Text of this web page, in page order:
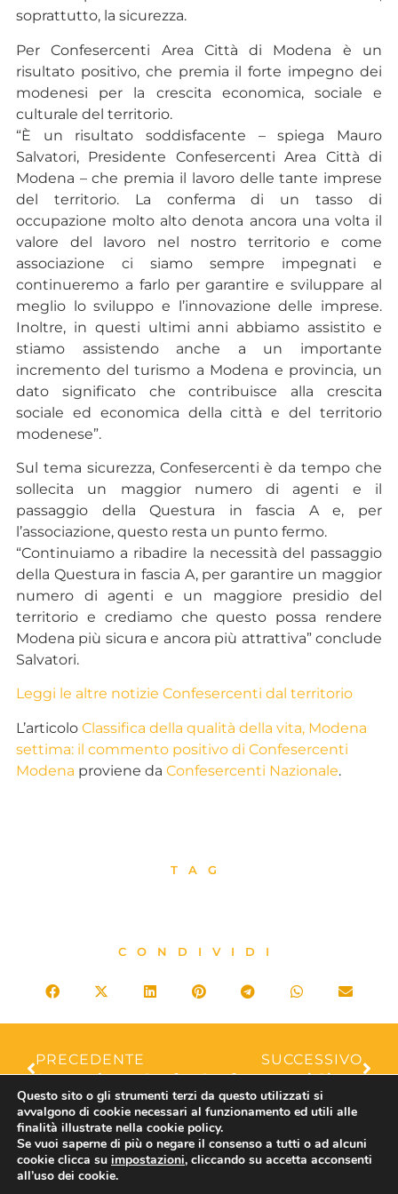
soprattutto, la sicurezza.
Per Confesercenti Area Città di Modena è un
risultato positivo, che premia il forte impegno dei
modenesi per la crescita economica, sociale e
culturale del territorio.
“È un risultato soddisfacente – spiega Mauro
Salvatori, Presidente Confesercenti Area Città di
Modena – che premia il lavoro delle tante imprese
del territorio. La conferma di un tasso di
occupazione molto alto denota ancora una volta il
valore del lavoro nel nostro territorio e come
associazione ci siamo sempre impegnati e
continueremo a farlo per garantire e sviluppare al
meglio lo sviluppo e l’innovazione delle imprese.
Inoltre, in questi ultimi anni abbiamo assistito e
stiamo assistendo anche a un importante
incremento del turismo a Modena e provincia, un
dato significato che contribuisce alla crescita
sociale ed economica della città e del territorio
modenese”.
Sul tema sicurezza, Confesercenti è da tempo che
sollecita un maggior numero di agenti e il
passaggio della Questura in fascia A e, per
l’associazione, questo resta un punto fermo.
“Continuiamo a ribadire la necessità del passaggio
della Questura in fascia A, per garantire un maggior
numero di agenti e un maggiore presidio del
territorio e crediamo che questo possa rendere
Modena più sicura e ancora più attrattiva” conclude
Salvatori.
Leggi le altre notizie Confesercenti dal territorio
L’articolo Classifica della qualità della vita, Modena
settima: il commento positivo di Confesercenti
Modena proviene da Confesercenti Nazionale.
TAG
CONDIVIDI
PRECEDENTE
Assoturismo Confesercenti Salerno, Alta Velocità Sud Salerno: “Subito garanzie concrete per ammodernamento direttrice Tirrenica”
SUCCESSIVO
Confesercenti Siena, Girogustando: il 5 dicembre due Locande a Montalcino
ASSOTURISMO
Questo sito o gli strumenti terzi da questo utilizzati si
avvalgono di cookie necessari al funzionamento ed utili alle
finalità illustrate nella cookie policy.
Se vuoi saperne di più o negare il consenso a tutti o ad alcuni
cookie clicca su impostazioni, cliccando su accetta acconsenti
all’uso dei cookie.